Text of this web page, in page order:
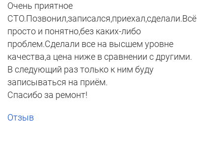
Очень приятное
СТО.Позвонил,записался,приехал,сделали.Всё
просто и понятно,без каких-либо
проблем.Сделали все на высшем уровне
качества,а цена ниже в сравнении с другими.
В следующий раз только к ним буду
записываться на приём.
Спасибо за ремонт!
Отзыв